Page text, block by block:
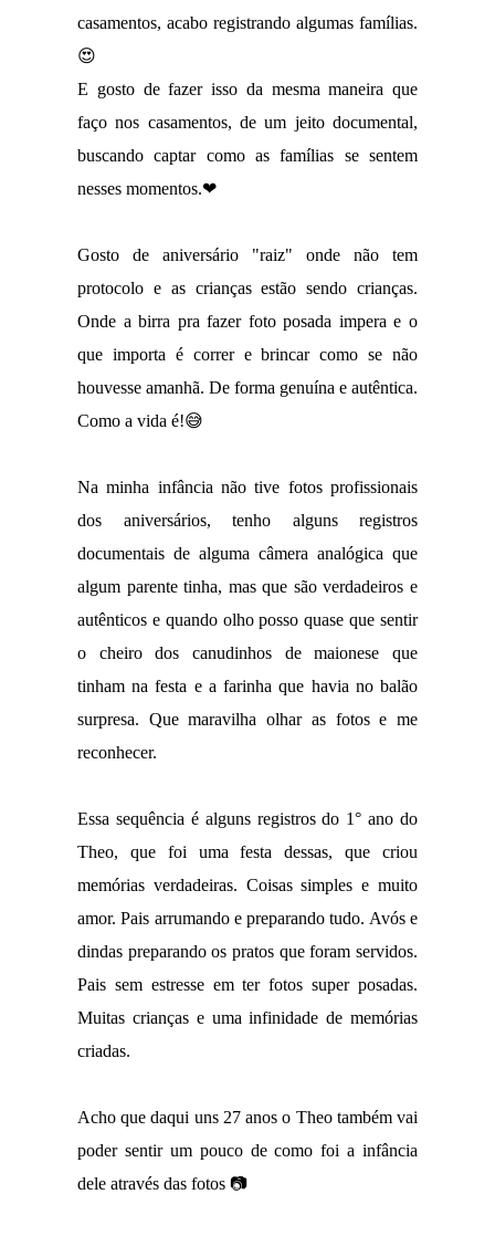
casamentos, acabo registrando algumas famílias.
😍
E gosto de fazer isso da mesma maneira que
faço nos casamentos, de um jeito documental,
buscando captar como as famílias se sentem
nesses momentos.❤
Gosto de aniversário "raiz" onde não tem
protocolo e as crianças estão sendo crianças.
Onde a birra pra fazer foto posada impera e o
que importa é correr e brincar como se não
houvesse amanhã. De forma genuína e autêntica.
Como a vida é!😅
Na minha infância não tive fotos profissionais
dos aniversários, tenho alguns registros
documentais de alguma câmera analógica que
algum parente tinha, mas que são verdadeiros e
autênticos e quando olho posso quase que sentir
o cheiro dos canudinhos de maionese que
tinham na festa e a farinha que havia no balão
surpresa. Que maravilha olhar as fotos e me
reconhecer.
Essa sequência é alguns registros do 1° ano do
Theo, que foi uma festa dessas, que criou
memórias verdadeiras. Coisas simples e muito
amor. Pais arrumando e preparando tudo. Avós e
dindas preparando os pratos que foram servidos.
Pais sem estresse em ter fotos super posadas.
Muitas crianças e uma infinidade de memórias
criadas.
Acho que daqui uns 27 anos o Theo também vai
poder sentir um pouco de como foi a infância
dele através das fotos 📷